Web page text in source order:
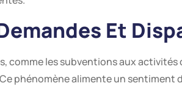
Et
comme les subventions aux
phénomène alimente un